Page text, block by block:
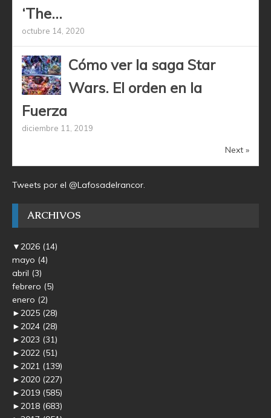
‘The...
octubre 14, 2020
Cómo ver la saga Star
Wars. El orden en la
Fuerza
diciembre 11, 2019
Next »
Tweets por el @Lafosadelrancor.
ARCHIVOS
▼2026 (14)
mayo (4)
abril (3)
febrero (5)
enero (2)
►2025 (28)
►2024 (28)
►2023 (31)
►2022 (51)
►2021 (139)
►2020 (227)
►2019 (585)
►2018 (683)